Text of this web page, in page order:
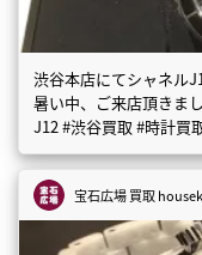
渋谷本店にてシャネル
暑い中、ご来店頂きま
J12 #渋谷買取 #時計買
宝石広場 買取